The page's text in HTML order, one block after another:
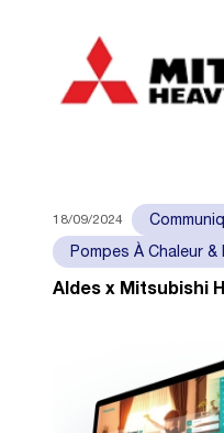
18/09/2024
Pompes À Chaleur &
Aldes x Mitsubishi